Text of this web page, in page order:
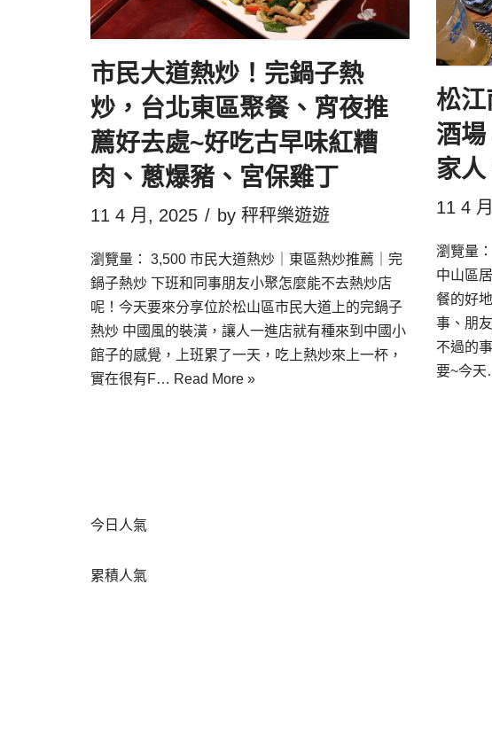
市民大道熱炒！完鍋子熱
炒，台北東區聚餐、宵夜推
薦好去處~好吃古早味紅糟
肉、蔥爆豬、宮保雞丁
11 4 月, 2025 by 秤秤樂遊遊
瀏覽量： 3,500 市民大道熱炒｜東區熱炒推薦｜完
鍋子熱炒 下班和同事朋友小聚怎麼能不去熱炒店
呢！今天要來分享位於松山區市民大道上的完鍋子
熱炒 中國風的裝潢，讓人一進店就有種來到中國小
館子的感覺，上班累了一天，吃上熱炒來上一杯，
實在很有F… Read More »
松
酒場
家人
11 4
瀏覽量
中山區
餐的好
事、朋
不過的
要~今
今日人氣
累積人氣